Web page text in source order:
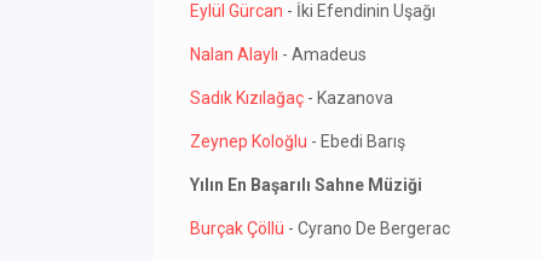
Eylül Gürcan - İki Efendinin Uşağı
Nalan Alaylı - Amadeus
Sadık Kızılağaç - Kazanova
Zeynep Koloğlu - Ebedi Barış
Yılın En Başarılı Sahne Müziği
Burçak Çöllü - Cyrano De Bergerac